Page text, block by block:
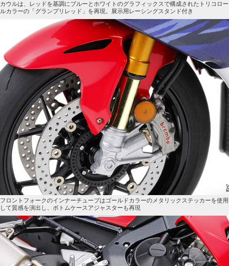
カウルは、レッドを基調にブルーとホワイトのグラフィックスで構成されたトリコロー
ルカラーの「グランプリレッド」を再現。展示用レーシングスタンド付き
フロントフォークのインナーチューブはゴールドカラーのメタリックステッカーを使用
して質感を演出し、ボトムケースアジャスターも再現